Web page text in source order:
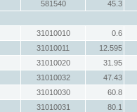
581540
45.3
31010010
0.6
31010011
12.595
31010020
31.95
31010032
47.43
31010030
60.8
31010031
80.1